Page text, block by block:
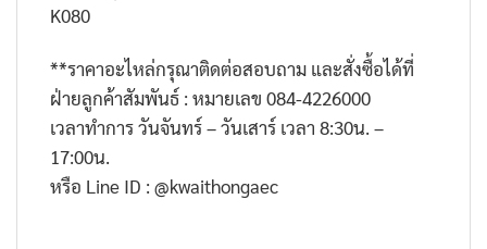
K080
**ราคาอะไหล่กรุณาติดต่อสอบถาม และสั่งซื้อได้ที่
ฝ่ายลูกค้าสัมพันธ์ : หมายเลข 084-4226000
เวลาทำการ วันจันทร์ – วันเสาร์ เวลา 8:30น. –
17:00น.
หรือ Line ID : @kwaithongaec